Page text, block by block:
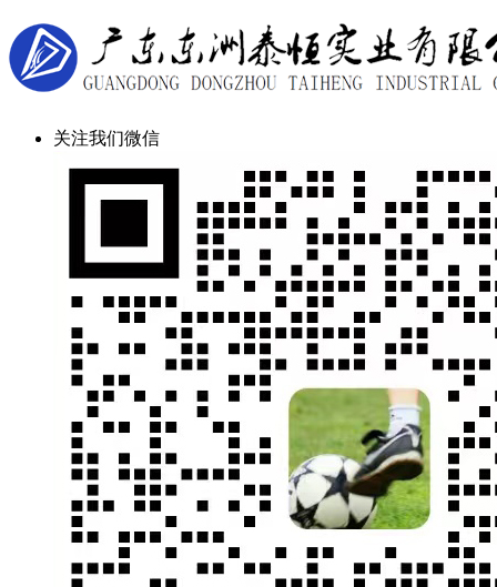
关注我们微信